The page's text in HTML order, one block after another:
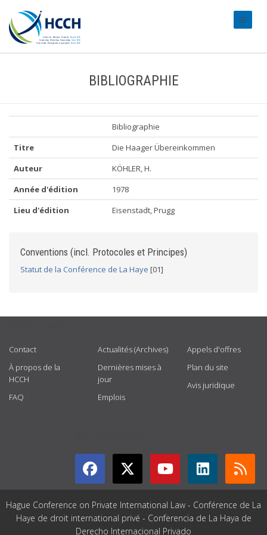
BIBLIOGRAPHIE
Bibliographie
Titre
Die Haager Übereinkommen
Auteur
KÖHLER, H.
Année d'édition
1978
Lieu d'édition
Eisenstadt, Prugg
Conventions (incl. Protocoles et Principes)
Statut de la Conférence de La Haye [01]
Contact
À propos de la
HCCH
FAQ
Actualités (Archives)
Dernières mises à
jour
Emplois
Appels d'offres
Plan du site
Avis juridique
Hague Conference on Private International Law - Conférence de La
Haye de droit international privé - Conferencia de La Haya de
Derecho Internacional Privado